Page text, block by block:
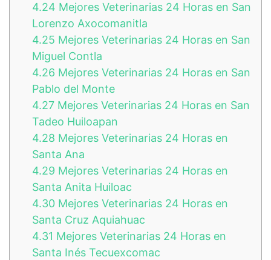
4.24 Mejores Veterinarias 24 Horas en San
Lorenzo Axocomanitla
4.25 Mejores Veterinarias 24 Horas en San
Miguel Contla
4.26 Mejores Veterinarias 24 Horas en San
Pablo del Monte
4.27 Mejores Veterinarias 24 Horas en San
Tadeo Huiloapan
4.28 Mejores Veterinarias 24 Horas en
Santa Ana
4.29 Mejores Veterinarias 24 Horas en
Santa Anita Huiloac
4.30 Mejores Veterinarias 24 Horas en
Santa Cruz Aquiahuac
4.31 Mejores Veterinarias 24 Horas en
Santa Inés Tecuexcomac